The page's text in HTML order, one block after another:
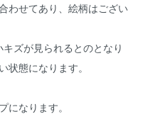
わせてあり、絵柄はござい
ズが見られるとのとなり
状態になります。
になります。